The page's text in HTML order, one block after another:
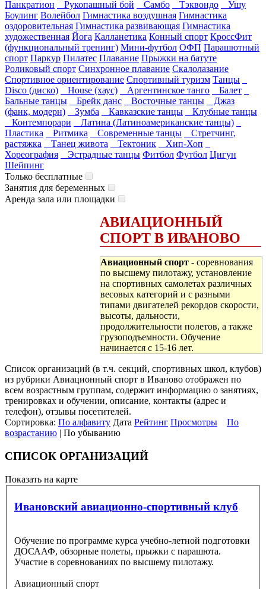
Панкратион
Рукопашный бой Самбо Тэквондо
Ушу
Боулинг Волейбол Гимнастика воздушная Гимнастика
оздоровительная Гимнастика развивающая Гимнастика
художественная Йога Калланетика Конный спорт КроссФит
(функциональный тренинг) Мини-футбол ОФП Парашютный
спорт Паркур Пилатес Плавание Прыжки на батуте
Роликовый спорт Синхронное плавание Скалолазание
Спортивное ориентирование Спортивный туризм Танцы
Disco (диско)
House (хаус) Аргентинское танго
Балет
Бальные танцы
Брейк данс Восточные танцы
Джаз
(фанк, модерн)
Зумба Кавказские танцы
Клубные танцы
Контемпорари
Латина (Латиноамериканские танцы)
Пластика
Ритмика Современные танцы
Стретчинг,
растяжка
Танец живота Тектоник
Хип-Хоп
Хореография
Эстрадные танцы Фитбол Футбол Цигун
Шейпинг
Только бесплатные
Занятия для беременных
Аренда зала или площадки
АВИАЦИОННЫЙ
СПОРТ В ИВАНОВО
Авиационный спорт - соревнования
по высшему пилотажу, установление
на спортивных самолетах различных
весовых категорий и с разными
типами двигателей рекордов скорости,
высоты, дальности,
продолжительности полетов, а также
грузоподъемности. Обучение
начинается с 15-16 лет.
Список организаций (в т.ч. секций, спортивных школ, клубов)
из рубрики Авиационный спорт в Иваново отображен по
всем возрастным группам, содержит информацию о занятиях,
тренировках и обучении, описание, контакты (адрес и
телефон), отзывы посетителей.
Сортировка: По алфавиту Дата Рейтинг Просмотры
По
возрастанию | По убыванию
СПИСОК ОРГАНИЗАЦИЙ
Показать на карте
Ивановский авиационно-спортивный клуб
Обучение по программе курса учебно-летной подготовки
ДОСААФ, обзорные полеты, прыжки с парашюта.
Участие в соревнованиях по высшему пилотажу.
Авиационный спорт